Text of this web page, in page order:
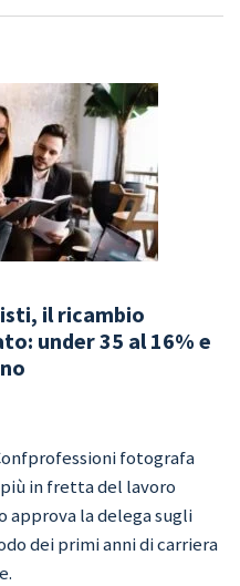
il ricambio
under 35 al 16% e
fotografa
in fretta del lavoro
approva la delega sugli
dei primi anni di carriera